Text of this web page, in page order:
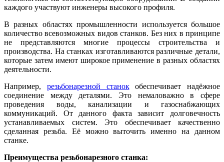
каждого участвуют инженеры высокого профиля.
В разных областях промышленности используется большое
количество всевозможных видов станков. Без них в принципе
не представляются многие процессы строительства и
производства. На станках изготавливаются различные детали,
которые затем имеют широкое применение в разных областях
деятельности.
Например, резьбонарезной станокобеспечивает надёжное
соединение между деталями. Это немаловажно в сфере
проведения воды, канализации и газоснабжающих
коммуникаций. От данного факта зависит долговечность
устанавливаемых систем. Это обеспечивает качественно
сделанная резьба. Её можно выточить именно на данном
станке.
Преимущества резьбонарезного станка: